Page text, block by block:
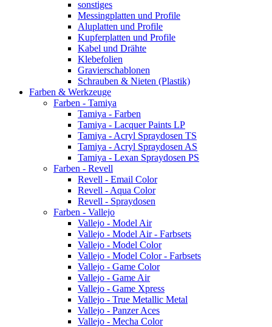
sonstiges
Messingplatten und Profile
Aluplatten und Profile
Kupferplatten und Profile
Kabel und Drähte
Klebefolien
Gravierschablonen
Schrauben & Nieten (Plastik)
Farben & Werkzeuge
Farben - Tamiya
Tamiya - Farben
Tamiya - Lacquer Paints LP
Tamiya - Acryl Spraydosen TS
Tamiya - Acryl Spraydosen AS
Tamiya - Lexan Spraydosen PS
Farben - Revell
Revell - Email Color
Revell - Aqua Color
Revell - Spraydosen
Farben - Vallejo
Vallejo - Model Air
Vallejo - Model Air - Farbsets
Vallejo - Model Color
Vallejo - Model Color - Farbsets
Vallejo - Game Color
Vallejo - Game Air
Vallejo - Game Xpress
Vallejo - True Metallic Metal
Vallejo - Panzer Aces
Vallejo - Mecha Color